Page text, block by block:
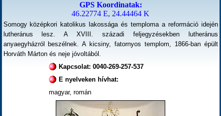
GPS Koordinatak:
46.22774 E, 24.44464 K
Somogy középkori katolikus lakossága és temploma a reformáció idején
lutheránus lesz. A XVIII. századi feljegyzésekben lutheránus
anyaegyházról beszélnek. A kicsiny, fatornyos templom, 1866-ban épült
Horváth Márton és neje jóvoltából.
Kapcsolat: 0040-269-257-537
E nyelveken hívhat:
magyar, román